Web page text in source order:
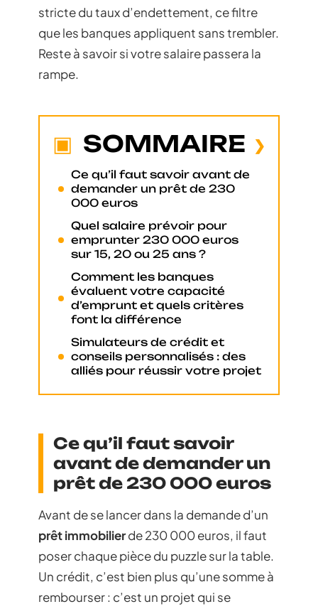
stricte du taux d’endettement, ce filtre
que les banques appliquent sans trembler.
Reste à savoir si votre salaire passera la
rampe.
SOMMAIRE
Ce qu’il faut savoir avant de
demander un prêt de 230
000 euros
Quel salaire prévoir pour
emprunter 230 000 euros
sur 15, 20 ou 25 ans ?
Comment les banques
évaluent votre capacité
d’emprunt et quels critères
font la différence
Simulateurs de crédit et
conseils personnalisés : des
alliés pour réussir votre projet
Ce qu’il faut savoir
avant de demander un
prêt de 230 000 euros
Avant de se lancer dans la demande d’un
prêt immobilierde 230 000 euros, il faut
poser chaque pièce du puzzle sur la table.
Un crédit, c’est bien plus qu’une somme à
rembourser : c’est un projet qui se